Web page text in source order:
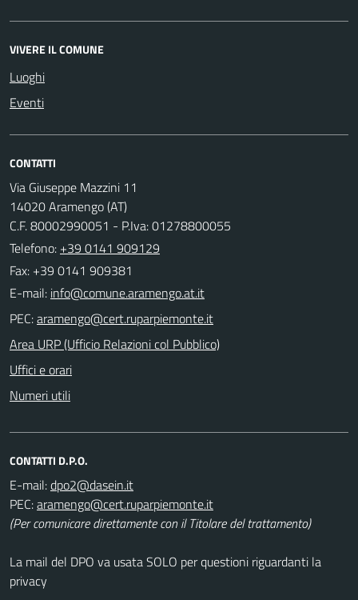
VIVERE IL COMUNE
Luoghi
Eventi
CONTATTI
Via Giuseppe Mazzini 11
14020 Aramengo (AT)
C.F. 80002990051 - P.Iva: 01278800055
Telefono: +39 0141 909129
Fax: +39 0141 909381
E-mail:
PEC:
Area URP (Ufficio Relazioni col Pubblico)
Uffici e orari
Numeri utili
CONTATTI D.P.O.
E-mail:
PEC:
(Per comunicare direttamente con il Titolare del trattamento)
La mail del DPO va usata SOLO per questioni riguardanti la
privacy